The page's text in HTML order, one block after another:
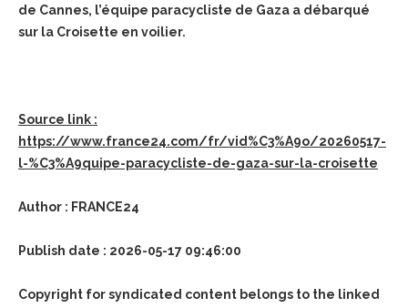
de Cannes, l’équipe paracycliste de Gaza a débarqué
sur la Croisette en voilier.
Source link :
https://www.france24.com/fr/vid%C3%A9o/20260517-
l-%C3%A9quipe-paracycliste-de-gaza-sur-la-croisette
Author : FRANCE24
Publish date : 2026-05-17 09:46:00
Copyright for syndicated content belongs to the linked